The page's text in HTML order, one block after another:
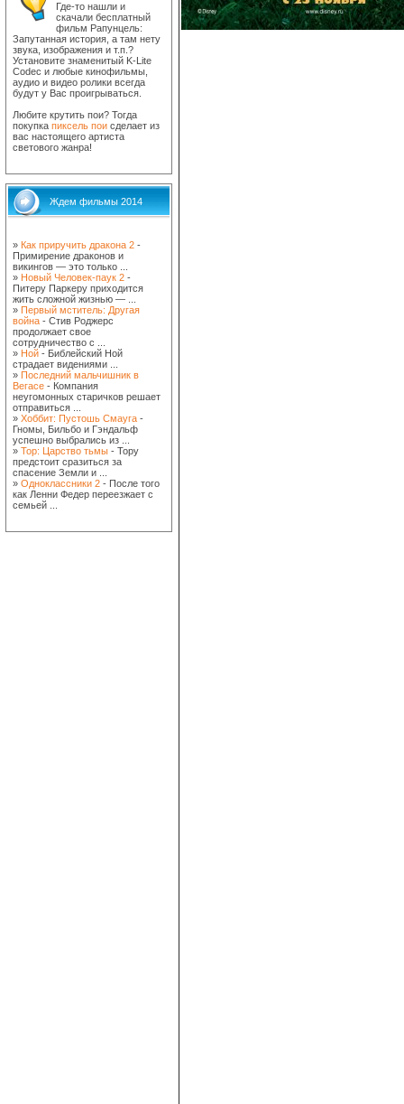
Где-то нашли и
скачали бесплатный
фильм Рапунцель:
Запутанная история, а там нету
звука, изображения и т.п.?
Установите знаменитый K-Lite
Codec и любые кинофильмы,
аудио и видео ролики всегда
будут у Вас проигрываться.
Любите крутить пои? Тогда
покупка пиксель пои сделает из
вас настоящего артиста
светового жанра!
Ждем фильмы 2014
» Как приручить дракона 2 -
Примирение драконов и
викингов — это только ...
» Новый Человек-паук 2 -
Питеру Паркеру приходится
жить сложной жизнью — ...
» Первый мститель: Другая
война - Стив Роджерс
продолжает свое
сотрудничество с ...
» Ной - Библейский Ной
страдает видениями ...
» Последний мальчишник в
Вегасе - Компания
неугомонных старичков решает
отправиться ...
» Хоббит: Пустошь Смауга -
Гномы, Бильбо и Гэндальф
успешно выбрались из ...
» Тор: Царство тьмы - Тору
предстоит сразиться за
спасение Земли и ...
» Одноклассники 2 - После того
как Ленни Федер переезжает с
семьей ...